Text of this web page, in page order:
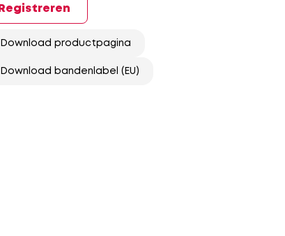
Registreren
Download productpagina
Download bandenlabel (EU)